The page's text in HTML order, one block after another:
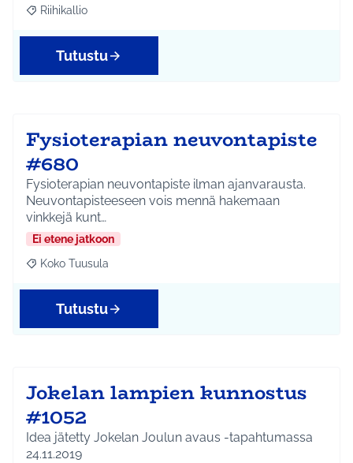
Rajaa tulokset aihepiirin mukaan: Riihikallio
Riihikallio
Tutustu
Fysioterapian neuvontapiste
#680
Fysioterapian neuvontapiste ilman ajanvarausta.
Neuvontapisteeseen vois mennä hakemaan
vinkkejä kunt…
Ei etene jatkoon
Rajaa tulokset aihepiirin mukaan: Koko Tuusula
Koko Tuusula
Tutustu
Jokelan lampien kunnostus
#1052
Idea jätetty Jokelan Joulun avaus -tapahtumassa
24.11.2019